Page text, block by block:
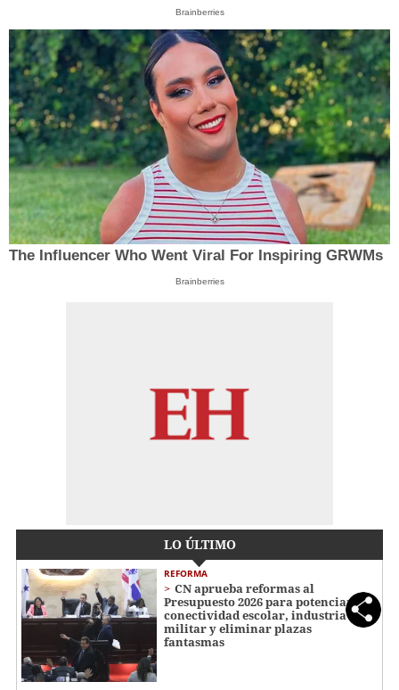
Brainberries
The Influencer Who Went Viral For Inspiring GRWMs
Brainberries
LO ÚLTIMO
REFORMA
CN aprueba reformas al
Presupuesto 2026 para potenciar
conectividad escolar, industria
militar y eliminar plazas
fantasmas